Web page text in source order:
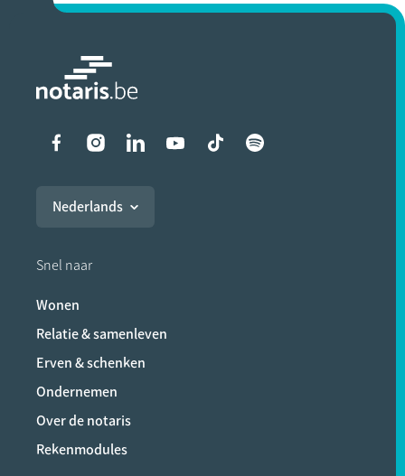
Liens vers les réseaux
Nederlands
Snel naar
Wonen
Relatie & samenleven
Erven & schenken
Ondernemen
Over de notaris
Rekenmodules